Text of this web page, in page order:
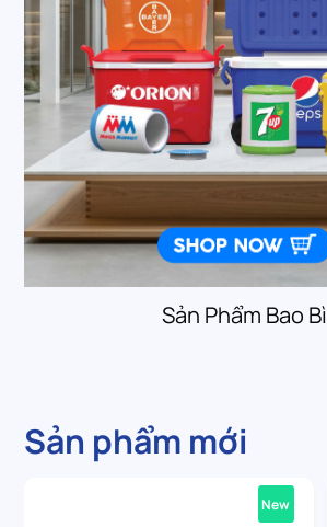
Sản Phẩm Bao Bì
Sản phẩm mới
New